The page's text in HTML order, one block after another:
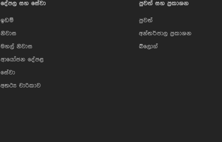
දේපල සහ සේවා
ඉඩම්
නිවාස
මහල් නිවාස
ආයෝජන දේපළ
සේවා
අතථ්‍ය චාරිකාව
පුවත් සහ ප්‍රකාශන
පුවත්
අන්තර්ජාල ප්‍රකාශන
බ්ලොග්